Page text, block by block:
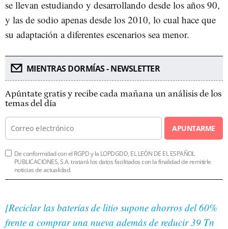
se llevan estudiando y desarrollando desde los años 90,
y las de sodio apenas desde los 2010, lo cual hace que
su adaptación a diferentes escenarios sea menor.
MIENTRAS DORMÍAS - NEWSLETTER
Apúntate gratis y recibe cada mañana un análisis de los
temas del día
APUNTARME
De conformidad con el RGPD y la LOPDGDD, EL LEÓN DE EL ESPAÑOL
PUBLICACIONES, S.A. tratará los datos facilitados con la finalidad de remitirle
noticias de actualidad.
[Reciclar las baterías de litio supone ahorros del 60%
frente a comprar una nueva además de reducir 39 Tn